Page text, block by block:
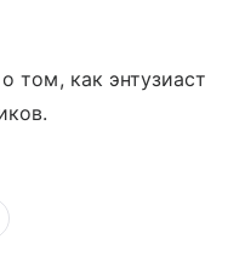
о том, как энтузиаст